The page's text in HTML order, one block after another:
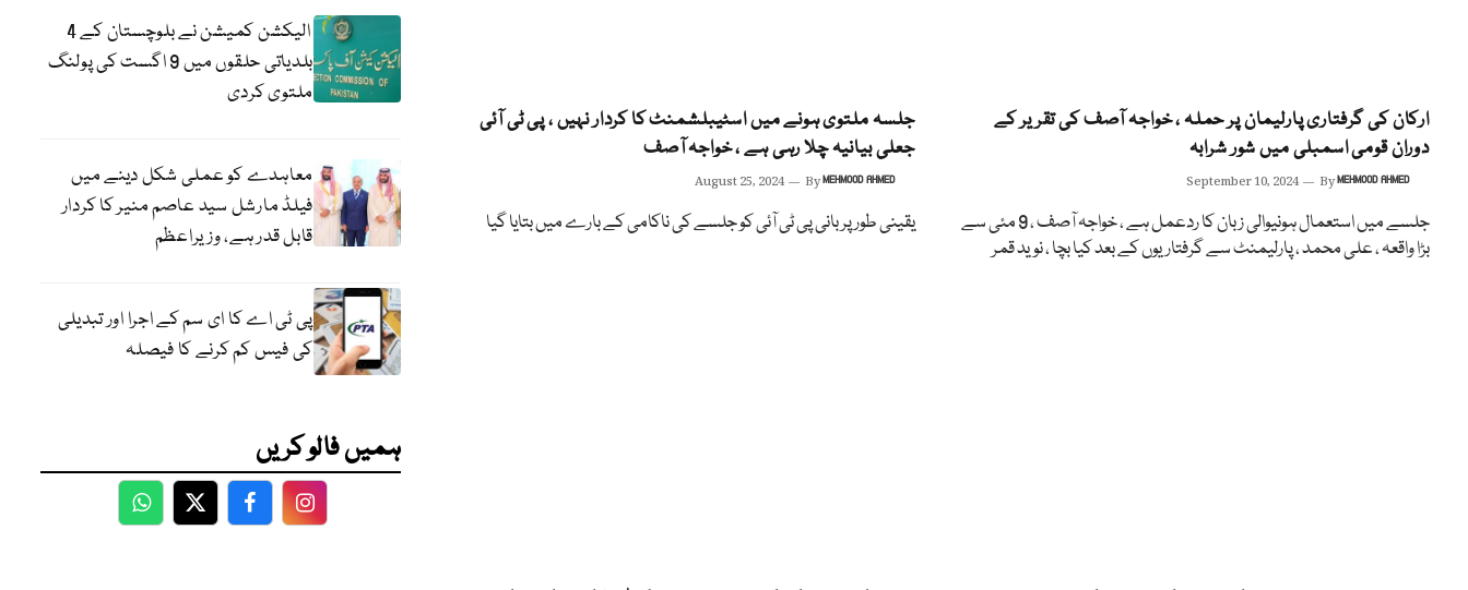
ارکان کی گرفتاری پارلیمان پر حملہ ، خواجہ آصف کی تقریر کے
دوران قومی اسمبلی میں شور شرابہ
September 10, 2024 ByMEHMOOD AHMED
جلسے میں استعمال ہونیوالی زبان کا ردعمل ہے ، خواجہ آصف ، 9 مئی سے
بڑا واقعہ ، علی محمد ، پارلیمنٹ سے گرفتاریوں کے بعد کیا بچا ، نوید قمر
جلسہ ملتوی ہونے میں اسٹیبلشمنٹ کا کردار نہیں ، پی ٹی آئی
جعلی بیانیہ چلا رہی ہے ، خواجہ آصف
August 25, 2024 ByMEHMOOD AHMED
یقینی طور پر بانی پی ٹی آئی کو جلسے کی ناکامی کے بارے میں بتایا گیا
الیکشن کمیشن نے بلوچستان کے 4
بلدیاتی حلقوں میں 9 اگست کی پولنگ
ملتوی کردی
معاہدے کو عملی شکل دینے میں
فیلڈ مارشل سید عاصم منیر کا کردار
قابل قدر ہے، وزیراعظم
پی ٹی اے کا ای سم کے اجرا اور تبدیلی
کی فیس کم کرنے کا فیصلہ
ہمیں فالو کریں
WhatsApp
TwitterFacebookFacebook